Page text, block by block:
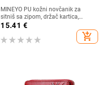
MINEYO PU kožni novčanik za
sitniš sa zipom, držač kartica,
svakodnevna upotreba, poliester
15.41 €
add_shopping_cart